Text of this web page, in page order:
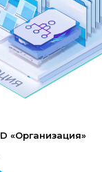
«Организация»